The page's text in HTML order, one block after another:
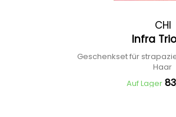
CHI
Infra
Geschenkset für
Haar
Auf Lager